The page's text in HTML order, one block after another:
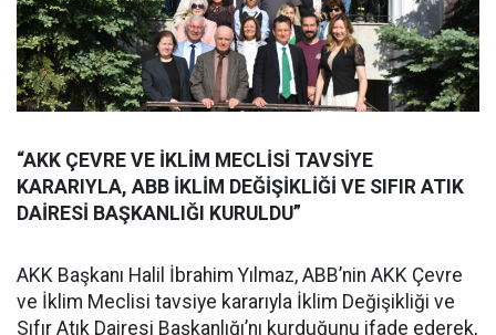
“AKK ÇEVRE VE İKLİM MECLİSİ TAVSİYE
KARARIYLA, ABB İKLİM DEĞİŞİKLİĞİ VE SIFIR ATIK
DAİRESİ BAŞKANLIĞI KURULDU”
AKK Başkanı Halil İbrahim Yılmaz, ABB’nin AKK Çevre
ve İklim Meclisi tavsiye kararıyla İklim Değişikliği ve
Sıfır Atık Dairesi Başkanlığı’nı kurduğunu ifade ederek,